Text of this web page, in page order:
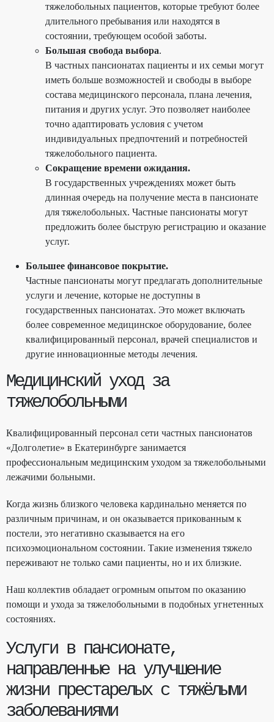
тяжелобольных пациентов, которые требуют более
длительного пребывания или находятся в
состоянии, требующем особой заботы.
Большая свобода выбора.
В частных пансионатах пациенты и их семьи могут
иметь больше возможностей и свободы в выборе
состава медицинского персонала, плана лечения,
питания и других услуг. Это позволяет наиболее
точно адаптировать условия с учетом
индивидуальных предпочтений и потребностей
тяжелобольного пациента.
Сокращение времени ожидания.
В государственных учреждениях может быть
длинная очередь на получение места в пансионате
для тяжелобольных. Частные пансионаты могут
предложить более быструю регистрацию и оказание
услуг.
Большее финансовое покрытие.
Частные пансионаты могут предлагать дополнительные
услуги и лечение, которые не доступны в
государственных пансионатах. Это может включать
более современное медицинское оборудование, более
квалифицированный персонал, врачей специалистов и
другие инновационные методы лечения.
Медицинский уход за
тяжелобольными
Квалифицированный персонал сети частных пансионатов
«Долголетие» в Екатеринбурге занимается
профессиональным медицинским уходом за тяжелобольными
лежачими больными.
Когда жизнь близкого человека кардинально меняется по
различным причинам, и он оказывается прикованным к
постели, это негативно сказывается на его
психоэмоциональном состоянии. Такие изменения тяжело
переживают не только сами пациенты, но и их близкие.
Наш коллектив обладает огромным опытом по оказанию
помощи и ухода за тяжелобольными в подобных угнетенных
состояниях.
Услуги в пансионате,
направленные на улучшение
жизни престарелых с тяжёлыми
заболеваниями